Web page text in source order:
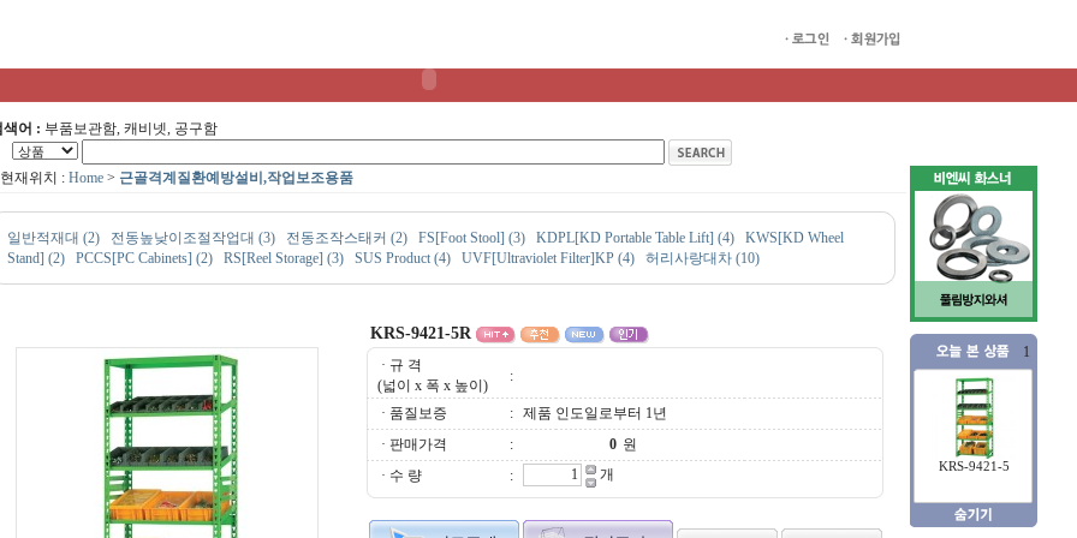
색어 : 부품보관함, 캐비넷, 공구함
재위치 : Home > 근골격계질환예방설비,작업보조용품
일반적재대 (2) 전동높낮이조절작업대 (3) 전동조작스태커 (2) FS[Foot Stool] (3) KDPL[KD Portable Table Lift] (4)
KWS[KD Wheel
Stand] (2)
PCCS[PC Cabinets] (2) RS[Reel Storage] (3) SUS Product (4) UVF[Ultraviolet Filter]KP (4) 허리사랑대차 (10)
KRS-9421-5R
· 규 격
(넓이 x 폭 x 높이)
:
· 품질보증 :
제품 인도일로부터 1년
· 판매가격
:
원
· 수 량
: 개
1
KRS-9421-5